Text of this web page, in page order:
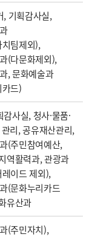
, 기획감사실,
팀제외),
(다문화제외),
, 문화예술과
드)
사실, 청사·물품·
리, 공유재산관리,
(주민참여예산,
역활력과, 관광과
이드 제외),
(문화누리카드
유산과
(주민자치),